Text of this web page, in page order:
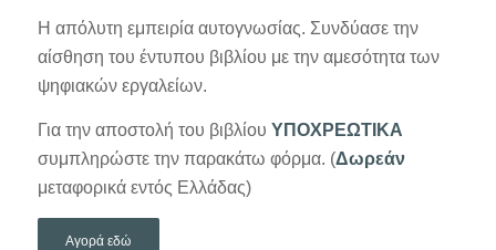
was:
€36,00.
τιμή
είναι:
€28,00.
Η απόλυτη εμπειρία αυτογνωσίας. Συνδύασε την
αίσθηση του έντυπου βιβλίου με την αμεσότητα των
ψηφιακών εργαλείων.
Για την αποστολή του βιβλίου ΥΠΟΧΡΕΩΤΙΚΑ
συμπληρώστε την παρακάτω φόρμα. (Δωρεάν
μεταφορικά εντός Ελλάδας)
Αγορά εδώ